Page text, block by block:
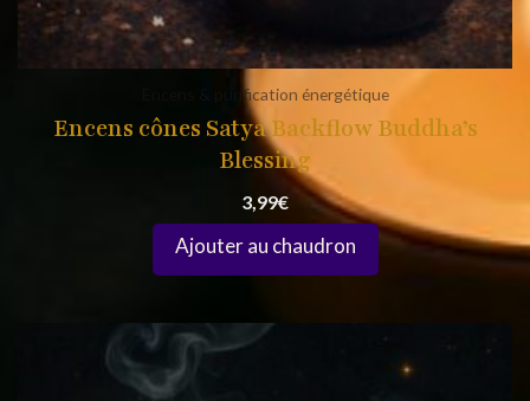
Encens & purification énergétique
Encens cônes Satya Backflow Buddha’s
Blessing
3,99€